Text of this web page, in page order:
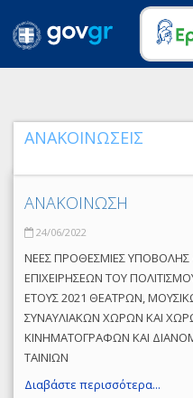
ΑΝΑΚΟΙΝΩΣΕΙΣ
ΑΝΑΚΟΙΝΩΣΗ
24/06/2022
ΝΕΕΣ ΠΡΟΘΕΣΜΙΕΣ ΥΠΟΒΟΛΗΣ
ΕΠΙΧΕΙΡΗΣΕΩΝ ΤΟΥ
ΕΤΟΥΣ 2021 ΘΕΑΤΡΩΝ,
ΣΥΝΑΥΛΙΑΚΩΝ ΧΩΡΩΝ ΚΑΙ
ΚΙΝΗΜΑΤΟΓΡΑΦΩΝ ΚΑΙ
ΤΑΙΝΙΩΝ
Διαβάστε περισσότερα...